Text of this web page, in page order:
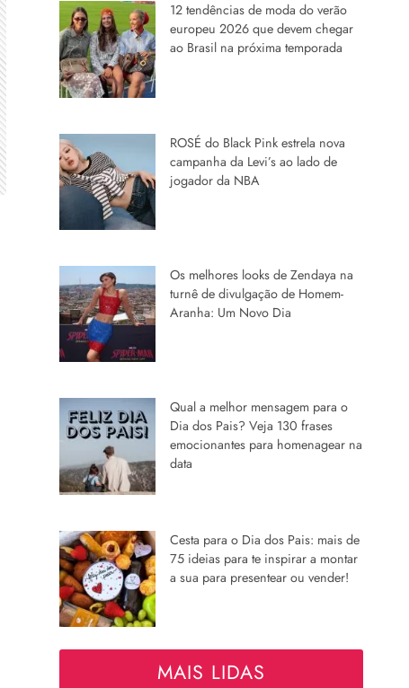
12 tendências de moda do verão
europeu 2026 que devem chegar
ao Brasil na próxima temporada
ROSÉ do Black Pink estrela nova
campanha da Levi’s ao lado de
jogador da NBA
Os melhores looks de Zendaya na
turnê de divulgação de Homem-
Aranha: Um Novo Dia
Qual a melhor mensagem para o
Dia dos Pais? Veja 130 frases
emocionantes para homenagear na
data
Cesta para o Dia dos Pais: mais de
75 ideias para te inspirar a montar
a sua para presentear ou vender!
MAIS LIDAS